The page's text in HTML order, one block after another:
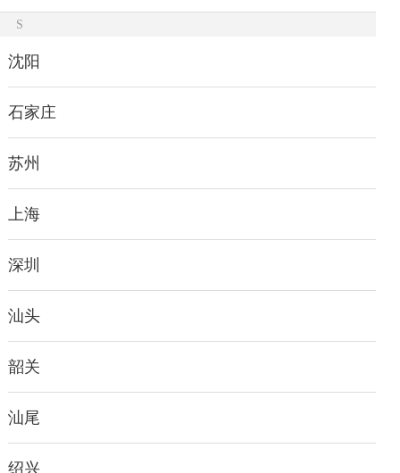
S
沈阳
石家庄
苏州
上海
深圳
汕头
韶关
汕尾
绍兴